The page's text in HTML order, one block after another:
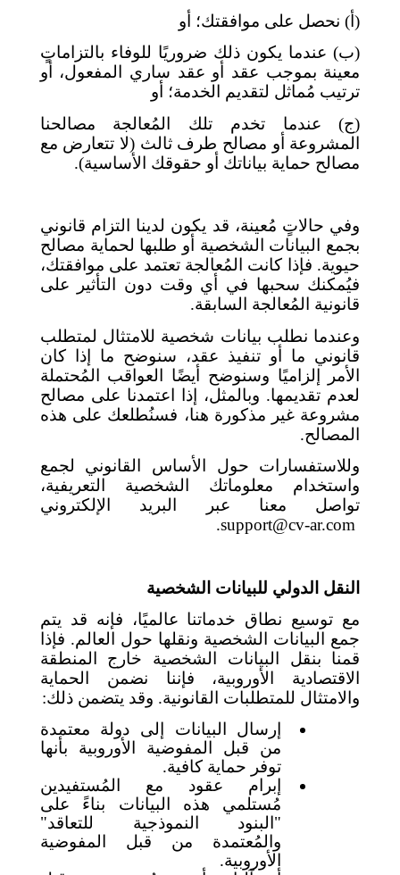
(أ) نحصل على موافقتك؛ أو
(ب) عندما يكون ذلك ضروريًا للوفاء بالتزاماتٍ
معينة بموجب عقد أو عقد ساري المفعول، أو
ترتيب مُماثل لتقديم الخدمة؛ أو
(ج) عندما تخدم تلك المُعالجة مصالحنا
المشروعة أو مصالح طرف ثالث (لا تتعارض مع
مصالح حماية بياناتك أو حقوقك الأساسية).
وفي حالاتٍ مُعينة، قد يكون لدينا التزام قانوني
بجمع البيانات الشخصية أو طلبها لحماية مصالح
حيوية. فإذا كانت المُعالجة تعتمد على موافقتك،
فيُمكنك سحبها في أي وقت دون التأثير على
قانونية المُعالجة السابقة.
وعندما نطلب بيانات شخصية للامتثال لمتطلب
قانوني ما أو تنفيذ عقد، سنوضح ما إذا كان
الأمر إلزاميًا وسنوضح أيضًا العواقب المُحتملة
لعدم تقديمها. وبالمثل، إذا اعتمدنا على مصالح
مشروعة غير مذكورة هنا، فسنُطلعك على هذه
المصالح.
وللاستفسارات حول الأساس القانوني لجمع
واستخدام معلوماتك الشخصية التعريفية،
تواصل معنا عبر البريد الإلكتروني
support@cv-ar.com
.
النقل الدولي للبيانات الشخصية
مع توسيع نطاق خدماتنا عالميًا، فإنه قد يتم
جمع البيانات الشخصية ونقلها حول العالم. فإذا
قمنا بنقل البيانات الشخصية خارج المنطقة
الاقتصادية الأوروبية، فإننا نضمن الحماية
والامتثال للمتطلبات القانونية. وقد يتضمن ذلك:
إرسال البيانات إلى دولة معتمدة
من قبل المفوضية الأوروبية بأنها
توفر حماية كافية.
إبرام عقود مع المُستفيدين
مُستلمي هذه البيانات بناءً على
"البنود النموذجية للتعاقد"
والمُعتمدة من قبل المفوضية
الأوروبية.